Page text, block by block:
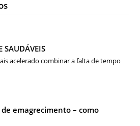
SAUDÁVEIS
acelerado combinar a falta de tempo
emagrecimento – como